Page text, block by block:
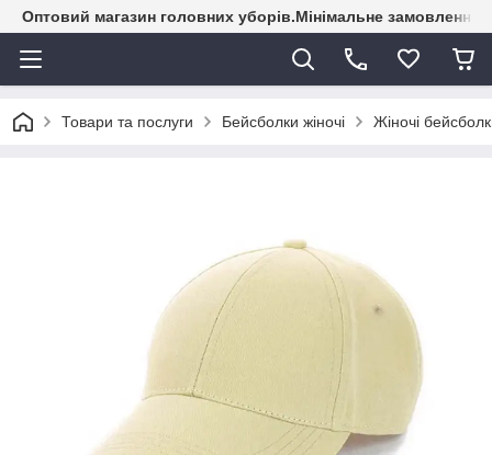
Оптовий магазин головних уборів.Мінімальне замовлення
Товари та послуги Бейсболки жіночі Жіночі